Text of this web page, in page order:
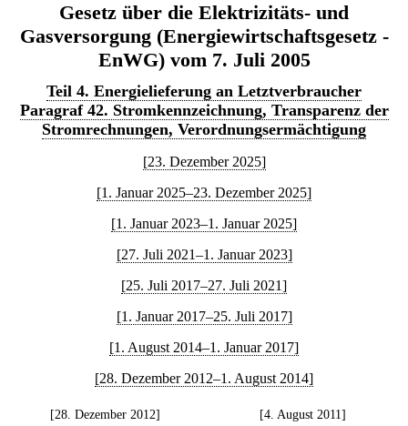
Gesetz über die Elektrizitäts- und
Gasversorgung (Energiewirtschaftsgesetz -
EnWG) vom 7. Juli 2005
Teil 4. Energielieferung an Letztverbraucher
Paragraf 42. Stromkennzeichnung, Transparenz der
Stromrechnungen, Verordnungsermächtigung
[23. Dezember 2025]
[1. Januar 2025–23. Dezember 2025]
[1. Januar 2023–1. Januar 2025]
[27. Juli 2021–1. Januar 2023]
[25. Juli 2017–27. Juli 2021]
[1. Januar 2017–25. Juli 2017]
[1. August 2014–1. Januar 2017]
[28. Dezember 2012–1. August 2014]
[28. Dezember 2012]
[4. August 2011]